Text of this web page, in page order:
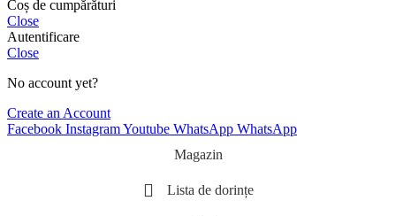
Coș de cumpărături
Close
Autentificare
Close
No account yet?
Create an Account
Facebook InstagramYoutube WhatsApp WhatsApp
Magazin
Lista de dorințe